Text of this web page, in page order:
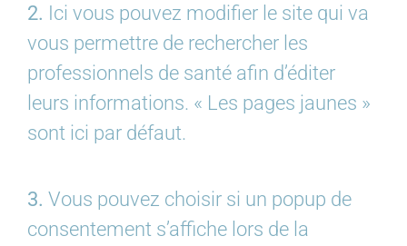
2. Ici vous pouvez modifier le site qui va
vous permettre de rechercher les
professionnels de santé afin d’éditer
leurs informations. « Les pages jaunes »
sont ici par défaut.
3. Vous pouvez choisir si un popup de
consentement s’affiche lors de la